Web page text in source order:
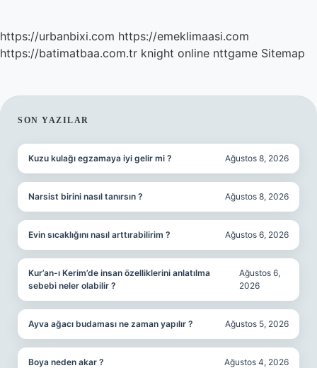
https://urbanbixi.com https://emeklimaasi.com
https://batimatbaa.com.tr knight online nttgame Sitemap
SIDEBAR
SON YAZILAR
Kuzu kulağı egzamaya iyi gelir mi ? Ağustos 8, 2026
Narsist birini nasıl tanırsın ? Ağustos 8, 2026
Evin sıcaklığını nasıl arttırabilirim ? Ağustos 6, 2026
Kur’an-ı Kerim’de insan özelliklerini anlatılma
sebebi neler olabilir ?
Ağustos 6,
2026
Ayva ağacı budaması ne zaman yapılır ? Ağustos 5, 2026
Boya neden akar ? Ağustos 4, 2026